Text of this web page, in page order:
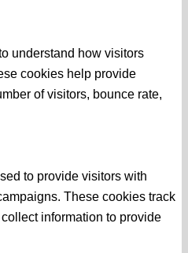
understand how visitors
cookies help provide
of visitors, bounce rate,
to provide visitors with
These cookies track
information to provide